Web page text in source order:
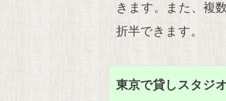
きます。また、複
折半できます。
東京で貸しスタジ